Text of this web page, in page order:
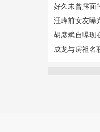
好久未曾露面
汪峰前女友曝
胡彦斌自曝现
成龙与房祖名